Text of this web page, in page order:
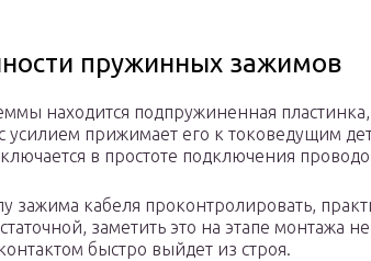
пружинных зажимов
находится подпружиненная
усилием прижимает его к токоведущим
в простоте подключения
зажима кабеля проконтролировать,
заметить это на этапе монтажа
быстро выйдет из строя.